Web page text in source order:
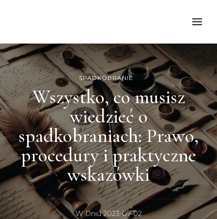
SPADKOBRANIE
Wszystko, co musisz
wiedzieć o
spadkobraniach: Prawo,
procedury i praktyczne
wskazówki
W Dniu2023-07-02